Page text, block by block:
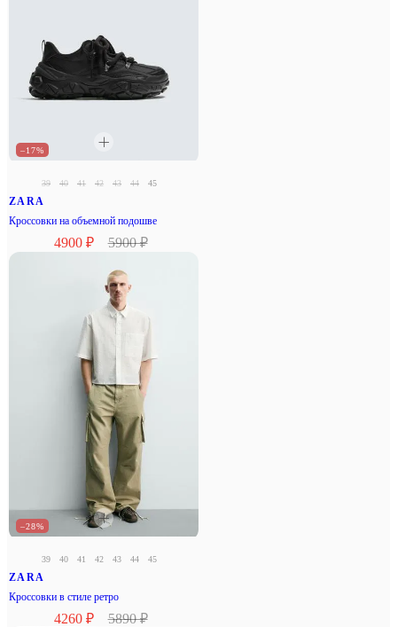
–17%
39 40 41 42 43 44 45
ZARA
Кроссовки на объемной подошве
4900 ₽ 5900 ₽
–28%
39 40 41 42 43 44 45
ZARA
Кроссовки в стиле ретро
4260 ₽ 5890 ₽